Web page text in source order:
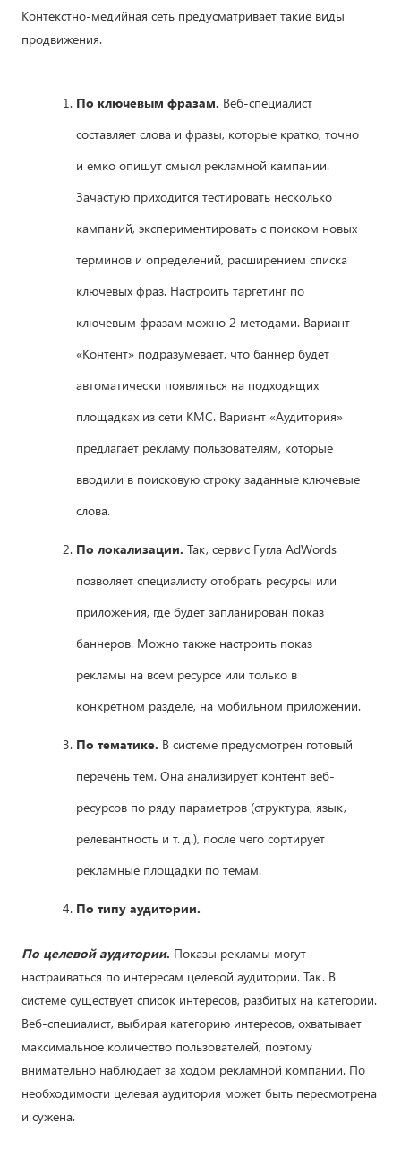
Контекстно-медийная сеть предусматривает такие виды
продвижения.
По ключевым фразам. Веб-специалист
составляет слова и фразы, которые кратко, точно
и емко опишут смысл рекламной кампании.
Зачастую приходится тестировать несколько
кампаний, экспериментировать с поиском новых
терминов и определений, расширением списка
ключевых фраз. Настроить таргетинг по
ключевым фразам можно 2 методами. Вариант
«Контент» подразумевает, что баннер будет
автоматически появляться на подходящих
площадках из сети КМС. Вариант «Аудитория»
предлагает рекламу пользователям, которые
вводили в поисковую строку заданные ключевые
слова.
По локализации. Так, сервис Гугла AdWords
позволяет специалисту отобрать ресурсы или
приложения, где будет запланирован показ
баннеров. Можно также настроить показ
рекламы на всем ресурсе или только в
конкретном разделе, на мобильном приложении.
По тематике. В системе предусмотрен готовый
перечень тем. Она анализирует контент веб-
ресурсов по ряду параметров (структура, язык,
релевантность и т. д.), после чего сортирует
рекламные площадки по темам.
По типу аудитории.
По целевой аудитории. Показы рекламы могут
настраиваться по интересам целевой аудитории. Так. В
системе существует список интересов, разбитых на категории.
Веб-специалист, выбирая категорию интересов, охватывает
максимальное количество пользователей, поэтому
внимательно наблюдает за ходом рекламной компании. По
необходимости целевая аудитория может быть пересмотрена
и сужена.